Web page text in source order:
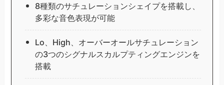
8種類のサチュレーションシェイプを搭載し、
多彩な音色表現が可能
Lo、High、オーバーオールサチュレーション
の3つのシグナルスカルプティングエンジンを
搭載